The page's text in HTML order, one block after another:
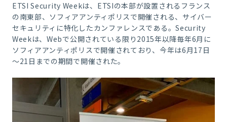
ETSI Security Weekは、 ETSIの本部が設置されるフランス
の南東部、ソフィアアンティポリスで開催される、サイバー
セキュリティに特化したカンファレンスである。Security
Weekは、Webで公開されている限り 2015年以降毎年6月に
ソフィアアンティポリスで開催されており、今年は6月17 日
～21 日までの期間で開催された。